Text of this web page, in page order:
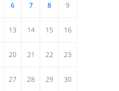
6 7 8 9
13 14 15 16
20 21 22 23
27 28 29 30